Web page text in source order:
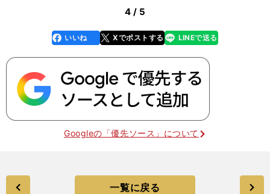
4 / 5
faceboo
k
いいね Xでポストする
line LINEで送る
Googleの「優先ソース」について
一覧に戻る